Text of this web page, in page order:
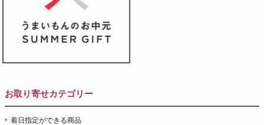
お取り寄せカテゴリー
着日指定ができる商品